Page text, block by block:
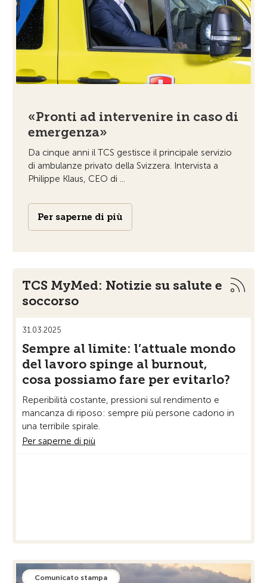
«Pronti ad intervenire in caso di
emergenza»
Da cinque anni il TCS gestisce il principale servizio
di ambulanze privato della Svizzera. Intervista a
Philippe Klaus, CEO di ...
Per saperne di più
TCS MyMed: Notizie su salute e
soccorso
31.03.2025
Sempre al limite: l’attuale mondo
del lavoro spinge al burnout,
cosa possiamo fare per evitarlo?
Reperibilità costante, pressioni sul rendimento e
mancanza di riposo: sempre più persone cadono in
una terribile spirale.
Per saperne di più
Comunicato stampa